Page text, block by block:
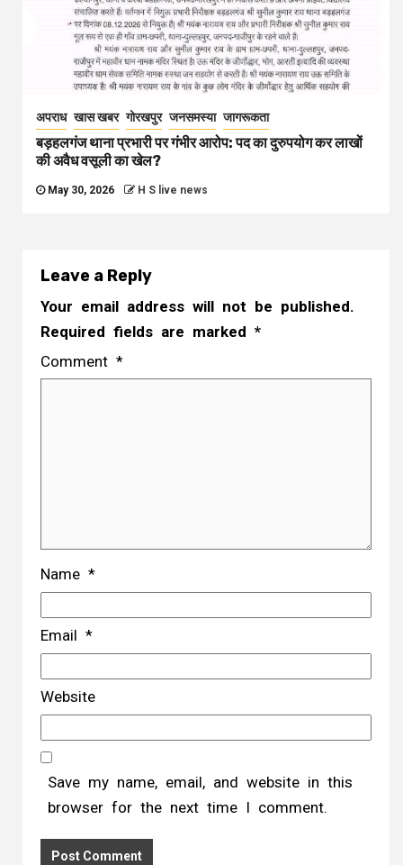
अपराध खास खबर गोरखपुर जनसमस्या जागरूकता
बड़हलगंज थाना प्रभारी पर गंभीर आरोप: पद का दुरुपयोग कर लाखों
की अवैध वसूली का खेल?
May 30, 2026 H S live news
Leave a Reply
Your email address will not be published.
Required fields are marked *
Comment *
Name *
Email *
Website
Save my name, email, and website in this
browser for the next time I comment.